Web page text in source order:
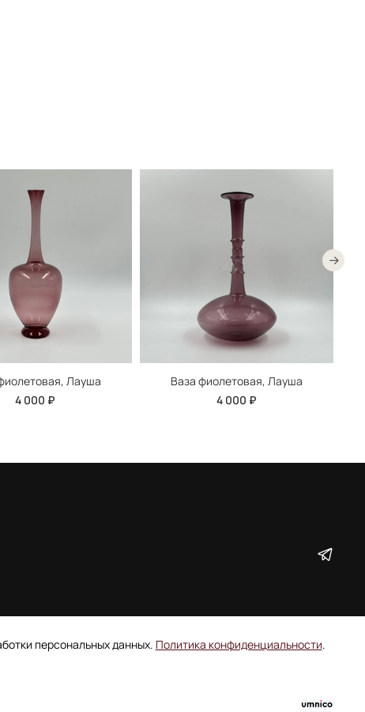
Лауша
4 000 ₽
Ваза фиолетовая, Лауша
4 000 ₽
персональных данных. Политика конфиденциальности.